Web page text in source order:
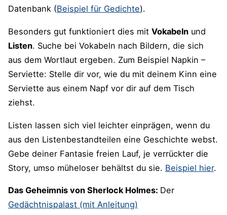
Datenbank (Beispiel für Gedichte).
Besonders gut funktioniert dies mit Vokabeln und
Listen. Suche bei Vokabeln nach Bildern, die sich
aus dem Wortlaut ergeben. Zum Beispiel Napkin –
Serviette: Stelle dir vor, wie du mit deinem Kinn eine
Serviette aus einem Napf vor dir auf dem Tisch
ziehst.
Listen lassen sich viel leichter einprägen, wenn du
aus den Listenbestandteilen eine Geschichte webst.
Gebe deiner Fantasie freien Lauf, je verrückter die
Story, umso müheloser behältst du sie. Beispiel hier.
Das Geheimnis von Sherlock Holmes: Der
Gedächtnispalast (mit Anleitung)